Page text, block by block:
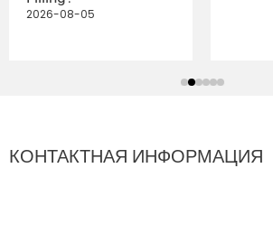
2026-08-05
КОНТАКТНАЯ ИНФОРМАЦИЯ